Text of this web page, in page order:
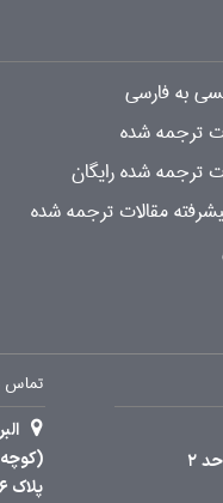
به فارسی
ترجمه شده
ترجمه شده رایگان
مقالات ترجمه شده
تماس
پلاک 6